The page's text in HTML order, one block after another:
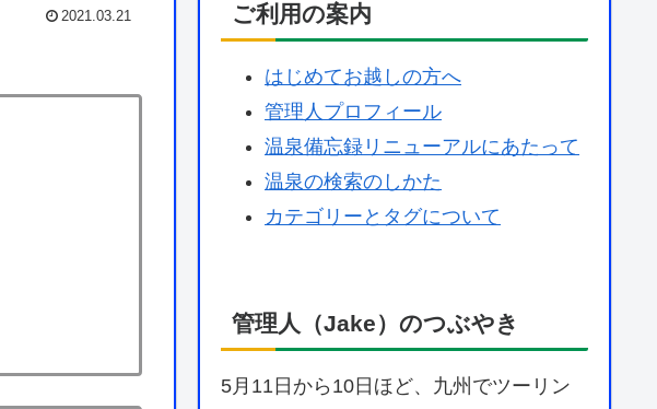
2021.03.21 ご利用の案内
はじめてお越しの方へ
管理人プロフィール
温泉備忘録リニューアルにあたって
温泉の検索のしかた
カテゴリーとタグについて
管理人（Jake）のつぶやき
5月11日から10日ほど、九州でツーリン